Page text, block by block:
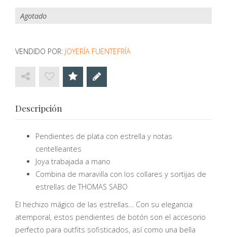
Agotado
VENDIDO POR: JOYERÍA FUENTEFRÍA
Descripción
Pendientes de plata con estrella y notas
centelleantes
Joya trabajada a mano
Combina de maravilla con los collares y sortijas de
estrellas de THOMAS SABO
El hechizo mágico de las estrellas… Con su elegancia
atemporal, estos pendientes de botón son el accesorio
perfecto para outfits sofisticados, así como una bella